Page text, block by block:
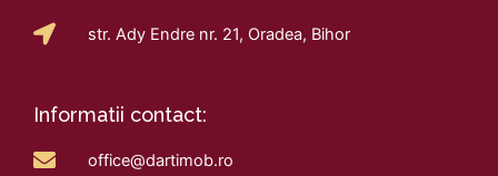
str. Ady Endre nr. 21, Oradea, Bihor
Informatii contact:
office@dartimob.ro